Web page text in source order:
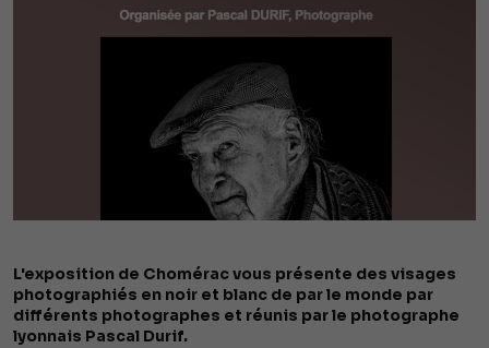
L'exposition de Chomérac vous présente des visages
photographiés en noir et blanc de par le monde par
différents photographes et réunis par le photographe
lyonnais Pascal Durif.